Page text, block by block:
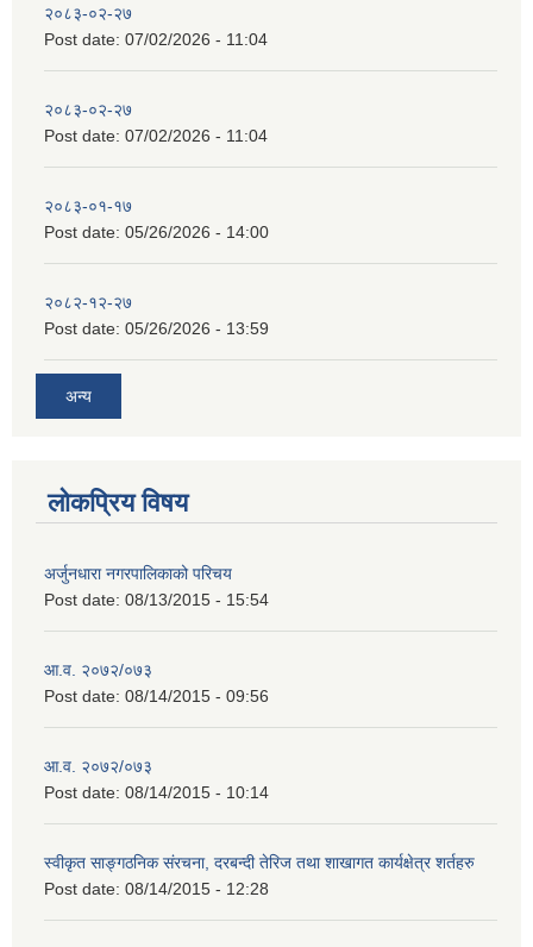
२०८३-०२-२७
Post date: 07/02/2026 - 11:04
२०८३-०२-२७
Post date: 07/02/2026 - 11:04
२०८३-०१-१७
Post date: 05/26/2026 - 14:00
२०८२-१२-२७
Post date: 05/26/2026 - 13:59
अन्य
लोकप्रिय विषय
अर्जुनधारा नगरपालिकाको परिचय
Post date: 08/13/2015 - 15:54
आ.व. २०७२/०७३
Post date: 08/14/2015 - 09:56
आ.व. २०७२/०७३
Post date: 08/14/2015 - 10:14
स्वीकृत साङ्गठनिक संरचना, दरबन्दी तेरिज तथा शाखागत कार्यक्षेत्र शर्तहरु
Post date: 08/14/2015 - 12:28